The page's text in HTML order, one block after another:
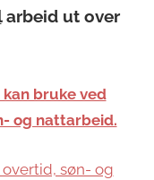
arbeid ut over
bruke ved
og nattarbeid.
søn- og